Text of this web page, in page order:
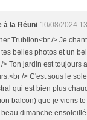
à la Réuni 10/08/2024
Trublion<br /> Je
belles photos et un
/> Ton jardin est toujours
/> C'est sous le
qui est bien plus
balcon) que je viens
dimanche